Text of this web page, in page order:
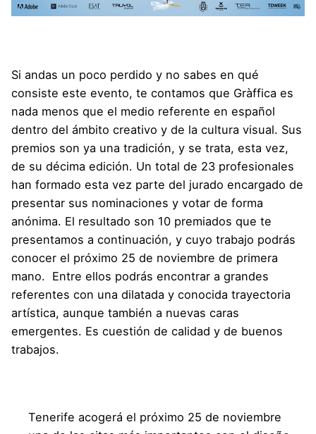
Si andas un poco perdido y no sabes en qué
consiste este evento, te contamos que Gràffica es
nada menos que el medio referente en español
dentro del ámbito creativo y de la cultura visual. Sus
premios son ya una tradición, y se trata, esta vez,
de su décima edición. Un total de 23 profesionales
han formado esta vez parte del jurado encargado de
presentar sus nominaciones y votar de forma
anónima. El resultado son 10 premiados que te
presentamos a continuación, y cuyo trabajo podrás
conocer el próximo 25 de noviembre de primera
mano. Entre ellos podrás encontrar a grandes
referentes con una dilatada y conocida trayectoria
artística, aunque también a nuevas caras
emergentes. Es cuestión de calidad y de buenos
trabajos.
Tenerife acogerá el próximo 25 de noviembre